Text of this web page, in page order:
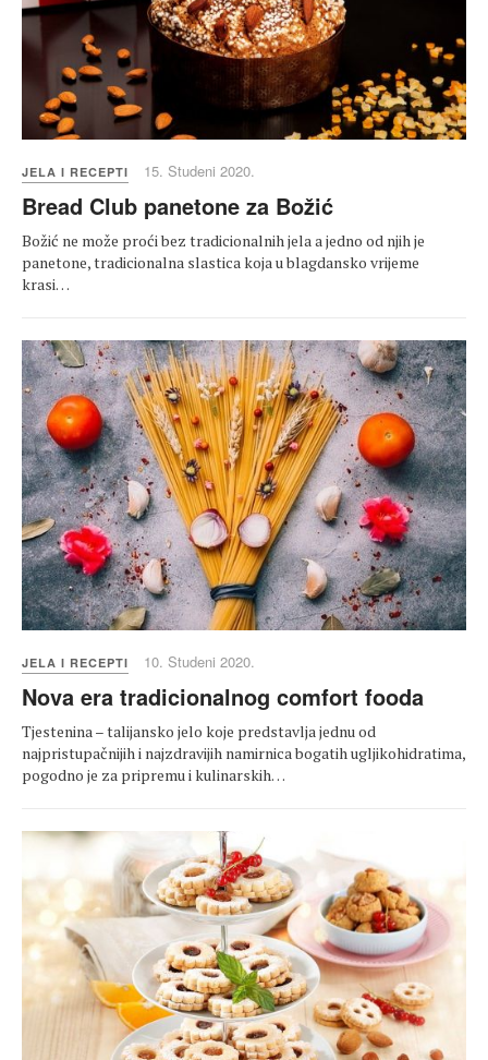
JELA I RECEPTI 15. Studeni 2020.
Bread Club panetone za Božić
Božić ne može proći bez tradicionalnih jela a jedno od njih je
panetone, tradicionalna slastica koja u blagdansko vrijeme
krasi…
JELA I RECEPTI 10. Studeni 2020.
Nova era tradicionalnog comfort fooda
Tjestenina – talijansko jelo koje predstavlja jednu od
najpristupačnijih i najzdravijih namirnica bogatih ugljikohidratima,
pogodno je za pripremu i kulinarskih…